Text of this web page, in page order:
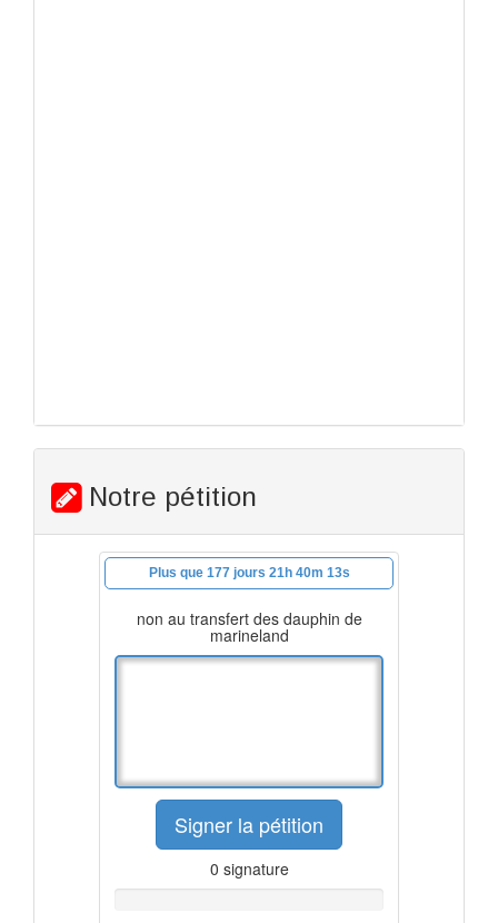
Notre pétition